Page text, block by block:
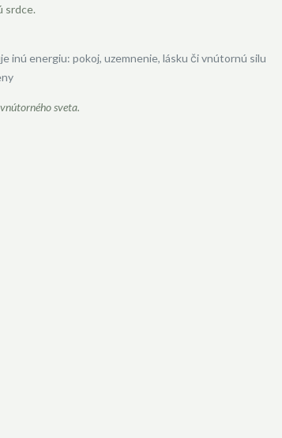
srdce.
inú energiu: pokoj, uzemnenie, lásku či vnútornú silu
sveta.